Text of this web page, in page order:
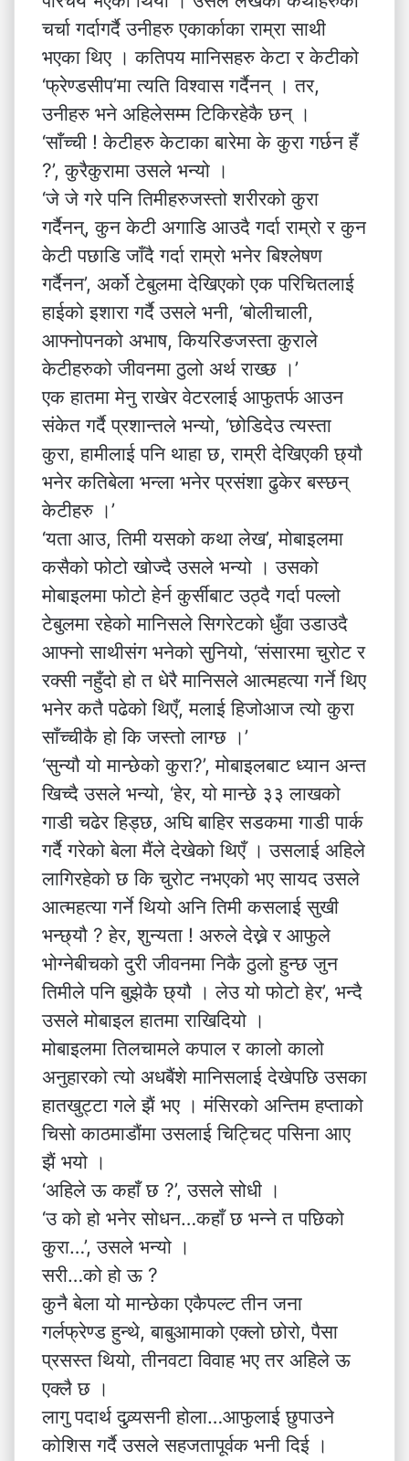
चर्चा गर्दागर्दै उनीहरु एकार्काका राम्रा साथी
भएका थिए । कतिपय मानिसहरु केटा र केटीको
‘फ्रेण्डसीप’मा त्यति विश्वास गर्दैनन् । तर,
उनीहरु भने अहिलेसम्म टिकिरहेकै छन् ।
‘साँच्ची ! केटीहरु केटाका बारेमा के कुरा गर्छन हँ
?’, कुरैकुरामा उसले भन्यो ।
‘जे जे गरे पनि तिमीहरुजस्तो शरीरको कुरा
गर्दैनन्, कुन केटी अगाडि आउदै गर्दा राम्रो र कुन
केटी पछाडि जाँदै गर्दा राम्रो भनेर बिश्लेषण
गर्दैनन’, अर्को टेबुलमा देखिएको एक परिचितलाई
हाईको इशारा गर्दै उसले भनी, ‘बोलीचाली,
आफ्नोपनको अभाष, कियरिङजस्ता कुराले
केटीहरुको जीवनमा ठुलो अर्थ राख्छ ।’
एक हातमा मेनु राखेर वेटरलाई आफुतर्फ आउन
संकेत गर्दै प्रशान्तले भन्यो, ‘छोडिदेउ त्यस्ता
कुरा, हामीलाई पनि थाहा छ, राम्री देखिएकी छ्यौ
भनेर कतिबेला भन्ला भनेर प्रसंशा ढुकेर बस्छन्
केटीहरु ।’
‘यता आउ, तिमी यसको कथा लेख’, मोबाइलमा
कसैको फोटो खोज्दै उसले भन्यो । उसको
मोबाइलमा फोटो हेर्न कुर्सीबाट उठ्दै गर्दा पल्लो
टेबुलमा रहेको मानिसले सिगरेटको धुँवा उडाउदै
आफ्नो साथीसंग भनेको सुनियो, ‘संसारमा चुरोट र
रक्सी नहुँदो हो त धेरै मानिसले आत्महत्या गर्ने थिए
भनेर कतै पढेको थिएँ, मलाई हिजोआज त्यो कुरा
साँच्चीकै हो कि जस्तो लाग्छ ।’
‘सुन्यौ यो मान्छेको कुरा?’, मोबाइलबाट ध्यान अन्त
खिच्दै उसले भन्यो, ‘हेर, यो मान्छे ३३ लाखको
गाडी चढेर हिड्छ, अघि बाहिर सडकमा गाडी पार्क
गर्दै गरेको बेला मैंले देखेको थिएँ । उसलाई अहिले
लागिरहेको छ कि चुरोट नभएको भए सायद उसले
आत्महत्या गर्ने थियो अनि तिमी कसलाई सुखी
भन्छ्यौ ? हेर, शुन्यता ! अरुले देख्ने र आफुले
भोग्नेबीचको दुरी जीवनमा निकै ठुलो हुन्छ जुन
तिमीले पनि बुझेकै छ्यौ । लेउ यो फोटो हेर’, भन्दै
उसले मोबाइल हातमा राखिदियो ।
मोबाइलमा तिलचामले कपाल र कालो कालो
अनुहारको त्यो अधबैंशे मानिसलाई देखेपछि उसका
हातखुट्टा गले झैं भए । मंसिरको अन्तिम हप्ताको
चिसो काठमाडौंमा उसलाई चिट्चिट् पसिना आए
झैं भयो ।
‘अहिले ऊ कहाँ छ ?’, उसले सोधी ।
‘उ को हो भनेर सोधन…कहाँ छ भन्ने त पछिको
कुरा…’, उसले भन्यो ।
सरी…को हो ऊ ?
कुनै बेला यो मान्छेका एकैपल्ट तीन जना
गर्लफ्रेण्ड हुन्थे, बाबुआमाको एक्लो छोरो, पैसा
प्रसस्त थियो, तीनवटा विवाह भए तर अहिले ऊ
एक्लै छ ।
लागु पदार्थ दुव्र्यसनी होला…आफुलाई छुपाउने
कोशिस गर्दै उसले सहजतापूर्वक भनी दिई ।